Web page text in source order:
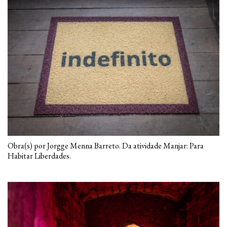
Obra(s) por Jorgge Menna Barreto. Da atividade Manjar: Para
Habitar Liberdades.